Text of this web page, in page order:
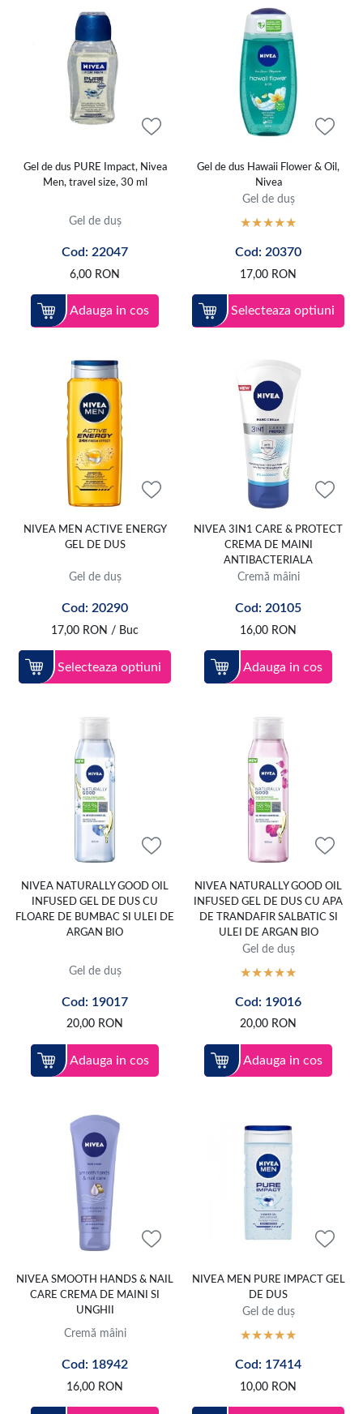
Gel de dus PURE Impact, Nivea
Men, travel size, 30 ml
Gel de duș
Cod: 22047
6,00 RON
Adauga in cos
Gel de dus Hawaii Flower & Oil,
Nivea
Gel de duș
Cod: 20370
17,00 RON
Selecteaza optiuni
NIVEA MEN ACTIVE ENERGY
GEL DE DUS
Gel de duș
Cod: 20290
17,00 RON / Buc
Selecteaza optiuni
NIVEA 3IN1 CARE & PROTECT
CREMA DE MAINI
ANTIBACTERIALA
Cremă mâini
Cod: 20105
16,00 RON
Adauga in cos
NIVEA NATURALLY GOOD OIL
INFUSED GEL DE DUS CU
FLOARE DE BUMBAC SI ULEI DE
ARGAN BIO
Gel de duș
Cod: 19017
20,00 RON
Adauga in cos
NIVEA NATURALLY GOOD OIL
INFUSED GEL DE DUS CU APA
DE TRANDAFIR SALBATIC SI
ULEI DE ARGAN BIO
Gel de duș
Cod: 19016
20,00 RON
Adauga in cos
NIVEA SMOOTH HANDS & NAIL
CARE CREMA DE MAINI SI
UNGHII
Cremă mâini
Cod: 18942
16,00 RON
NIVEA MEN PURE IMPACT GEL
DE DUS
Gel de duș
Cod: 17414
10,00 RON